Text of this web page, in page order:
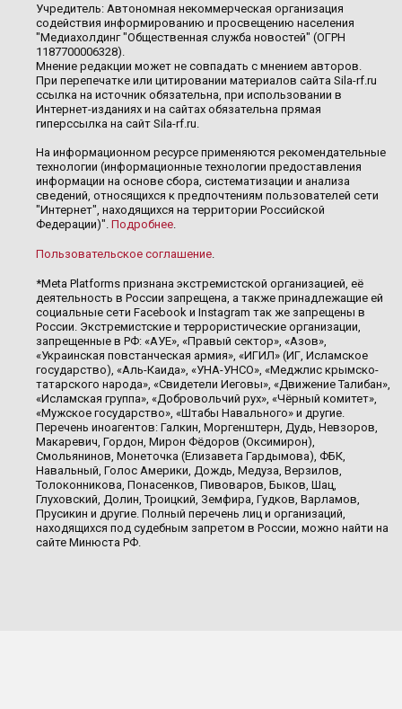
Учредитель: Автономная некоммерческая организация
содействия информированию и просвещению населения
"Медиахолдинг "Общественная служба новостей" (ОГРН
1187700006328).
Мнение редакции может не совпадать с мнением авторов.
При перепечатке или цитировании материалов сайта Sila-rf.ru
ссылка на источник обязательна, при использовании в
Интернет-изданиях и на сайтах обязательна прямая
гиперссылка на сайт Sila-rf.ru.
На информационном ресурсе применяются рекомендательные
технологии (информационные технологии предоставления
информации на основе сбора, систематизации и анализа
сведений, относящихся к предпочтениям пользователей сети
"Интернет", находящихся на территории Российской
Федерации)". Подробнее
Пользовательское соглашение
*Meta Platforms признана экстремистской организацией, её
деятельность в России запрещена, а также принадлежащие ей
социальные сети Facebook и Instagram так же запрещены в
России. Экстремистские и террористические организации,
запрещенные в РФ: «АУЕ», «Правый сектор», «Азов»,
«Украинская повстанческая армия», «ИГИЛ» (ИГ, Исламское
государство), «Аль-Каида», «УНА-УНСО», «Меджлис крымско-
татарского народа», «Свидетели Иеговы», «Движение Талибан»,
«Исламская группа», «Добровольчий рух», «Чёрный комитет»,
«Мужское государство», «Штабы Навального» и другие.
Перечень иноагентов: Галкин, Моргенштерн, Дудь, Невзоров,
Макаревич, Гордон, Мирон Фёдоров (Оксимирон),
Смольянинов, Монеточка (Елизавета Гардымова), ФБК,
Навальный, Голос Америки, Дождь, Медуза, Верзилов,
Толоконникова, Понасенков, Пивоваров, Быков, Шац,
Глуховский, Долин, Троицкий, Земфира, Гудков, Варламов,
Прусикин и другие. Полный перечень лиц и организаций,
находящихся под судебным запретом в России, можно найти на
сайте Минюста РФ.